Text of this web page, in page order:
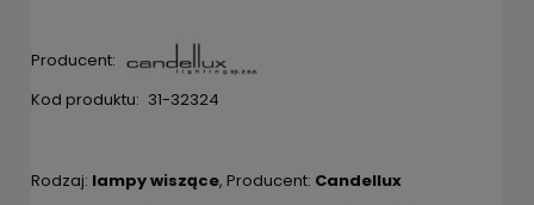
Producent:
Kod produktu: 31-32324
Rodzaj: lampy wiszące, Producent: Candellux